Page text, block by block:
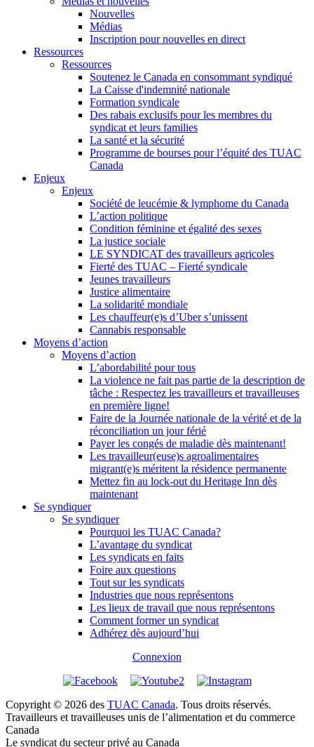
Nouvelles
Médias
Inscription pour nouvelles en direct
Ressources
Ressources
Soutenez le Canada en consommant syndiqué
La Caisse d'indemnité nationale
Formation syndicale
Des rabais exclusifs pour les membres du
syndicat et leurs families
La santé et la sécurité
Programme de bourses pour l’équité des TUAC
Canada
Enjeux
Enjeux
Société de leucémie & lymphome du Canada
L’action politique
Condition féminine et égalité des sexes
La justice sociale
LE SYNDICAT des travailleurs agricoles
Fierté des TUAC – Fierté syndicale
Jeunes travailleurs
Justice alimentaire
La solidarité mondiale
Les chauffeur(e)s d’Uber s’unissent
Cannabis responsable
Moyens d’action
Moyens d’action
L’abordabilité pour tous
La violence ne fait pas partie de la description de
tâche : Respectez les travailleurs et travailleuses
en première ligne!
Faire de la Journée nationale de la vérité et de la
réconciliation un jour férié
Payer les congés de maladie dès maintenant!
Les travailleur(euse)s agroalimentaires
migrant(e)s méritent la résidence permanente
Mettez fin au lock-out du Heritage Inn dès
maintenant
Se syndiquer
Se syndiquer
Pourquoi les TUAC Canada?
L’avantage du syndicat
Les syndicats en faits
Foire aux questions
Tout sur les syndicats
Industries que nous représentons
Les lieux de travail que nous représentons
Comment former un syndicat
Adhérez dès aujourd’hui
Connexion
Copyright © 2026 des TUAC Canada. Tous droits réservés.
Travailleurs et travailleuses unis de l’alimentation et du commerce
Canada
Le syndicat du secteur privé au Canada